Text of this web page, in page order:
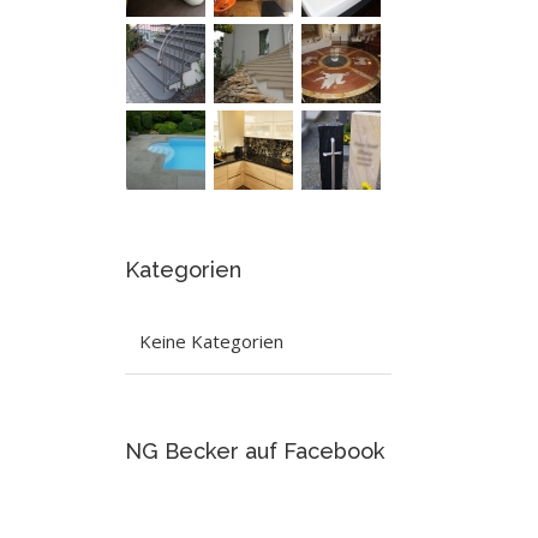
Kategorien
Keine Kategorien
NG Becker auf Facebook